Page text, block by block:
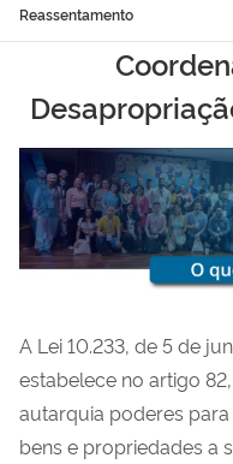
Reassentamento
A Lei 10.233, de 5 de
estabelece no artigo
autarquia poderes
bens e propriedades a